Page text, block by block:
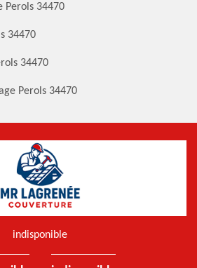
Perols 34470
34470
34470
Perols 34470
indisponible